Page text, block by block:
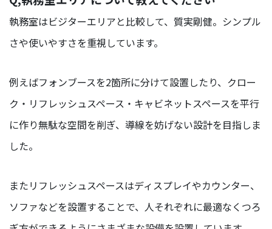
執務室はビジターエリアと比較して、質実剛健。シンプル
さや使いやすさを重視しています。
例えばフォンブースを2箇所に分けて設置したり、クロー
ク・リフレッシュスペース・キャビネットスペースを平行
に作り無駄な空間を削ぎ、導線を妨げない設計を目指しま
した。
またリフレッシュスペースはディスプレイやカウンター、
ソファなどを設置することで、人それぞれに最適なくつろ